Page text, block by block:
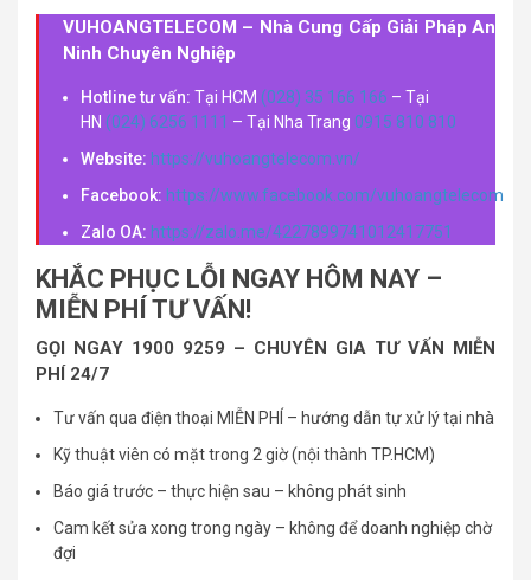
VUHOANGTELECOM – Nhà Cung Cấp Giải Pháp An
Ninh Chuyên Nghiệp
Hotline tư vấn: Tại HCM (028) 35 166 166 – Tại
HN (024) 6256 1111 – Tại Nha Trang 0915 810 810
Website: https://vuhoangtelecom.vn/
Facebook: https://www.facebook.com/vuhoangtelecom
Zalo OA: https://zalo.me/4227899741012417751
KHẮC PHỤC LỖI NGAY HÔM NAY –
MIỄN PHÍ TƯ VẤN!
GỌI NGAY 1900 9259 – CHUYÊN GIA TƯ VẤN MIỄN
PHÍ 24/7
Tư vấn qua điện thoại MIỄN PHÍ – hướng dẫn tự xử lý tại nhà
Kỹ thuật viên có mặt trong 2 giờ (nội thành TP.HCM)
Báo giá trước – thực hiện sau – không phát sinh
Cam kết sửa xong trong ngày – không để doanh nghiệp chờ
đợi